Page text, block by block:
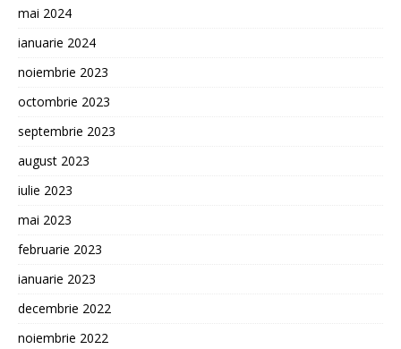
mai 2024
ianuarie 2024
noiembrie 2023
octombrie 2023
septembrie 2023
august 2023
iulie 2023
mai 2023
februarie 2023
ianuarie 2023
decembrie 2022
noiembrie 2022